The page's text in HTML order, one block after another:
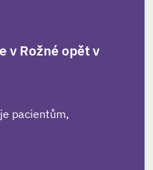
v Rožné opět v
pacientům,